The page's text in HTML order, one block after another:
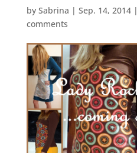
by Sabrina | Sep. 14, 2014|
comments